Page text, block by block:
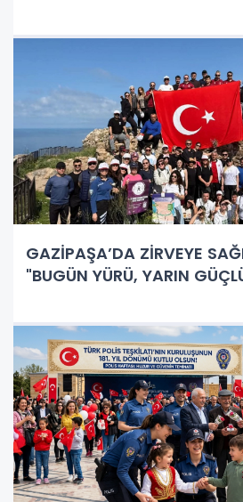
GAZİPAŞA’DA ZİRVEYE
"BUGÜN YÜRÜ, YARIN